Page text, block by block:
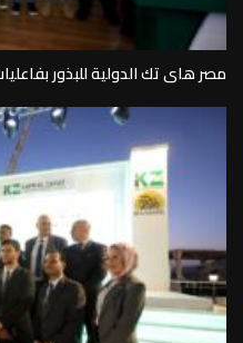
مصر هاى تك الدولية للبذور